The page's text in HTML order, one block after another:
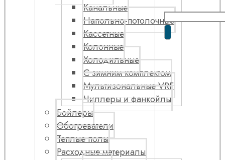
Канальные
Напольно-потолочные
Кассетные
Колонные
Холодильные
С зимним комплектом
Мультизональные VRF
Чиллеры и фанкойлы
Бойлеры
Обогреватели
Теплые полы
Расходные материалы